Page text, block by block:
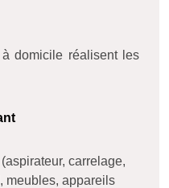
domicile réalisent les
carrelage,
meubles, appareils